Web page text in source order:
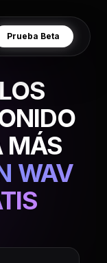
Prueba Beta
MÁS
WAV